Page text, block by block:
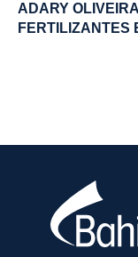
ADARY
FERTILIZANTES